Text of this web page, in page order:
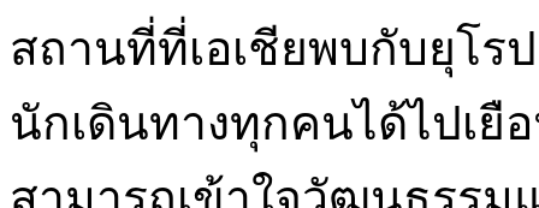
สถานที่ที่เอเชียพบกับยุโร
นักเดินทางทุกคนได้ไปเ
สามารถเข้าใจวัฒนธรร